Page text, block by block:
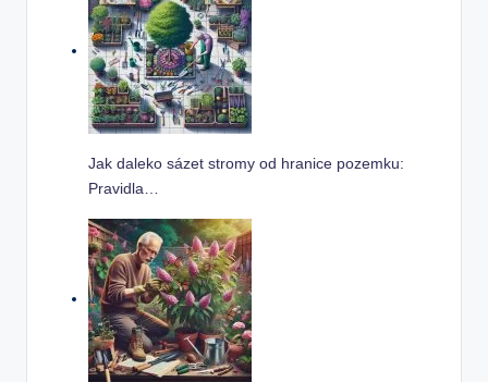
Jak daleko sázet stromy od hranice pozemku:
Pravidla…